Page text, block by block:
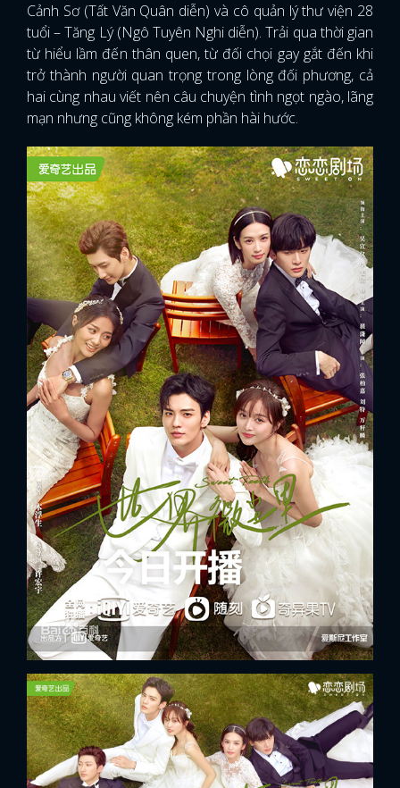
Cảnh Sơ (Tất Văn Quân diễn) và cô quản lý thư viện 28
tuổi – Tăng Lý (Ngô Tuyên Nghi diễn). Trải qua thời gian
từ hiểu lầm đến thân quen, từ đối chọi gay gắt đến khi
trở thành người quan trọng trong lòng đối phương, cả
hai cùng nhau viết nên câu chuyện tình ngọt ngào, lãng
mạn nhưng cũng không kém phần hài hước.